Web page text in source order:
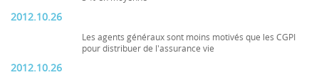
2012.10.26
Les agents généraux sont moins motivés que les CGPI
pour distribuer de l'assurance vie
2012.10.26